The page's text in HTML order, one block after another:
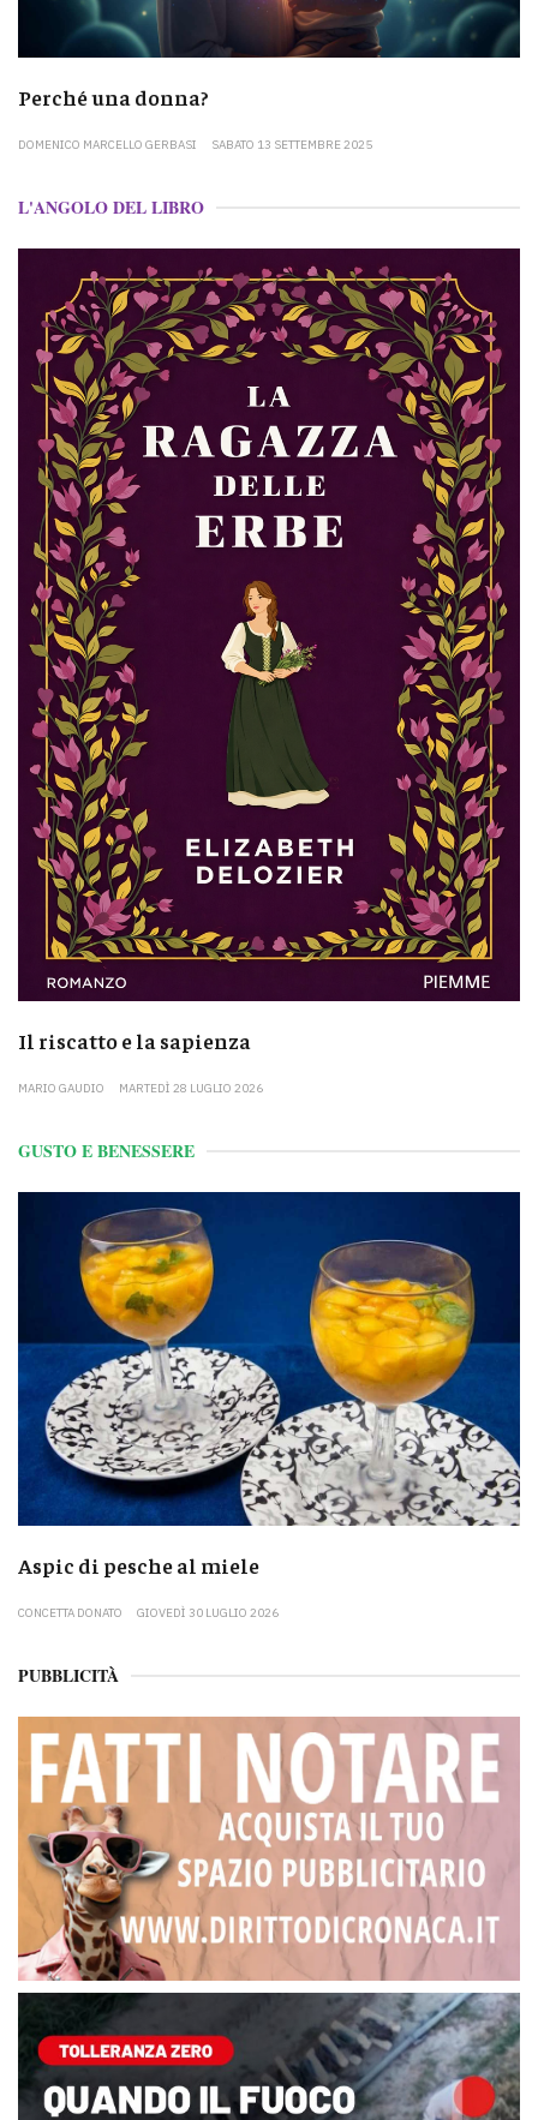
Perché una donna?
DOMENICO MARCELLO GERBASI SABATO 13 SETTEMBRE 2025
L'ANGOLO DEL LIBRO
Il riscatto e la sapienza
MARIO GAUDIO MARTEDÌ 28 LUGLIO 2026
GUSTO E BENESSERE
Aspic di pesche al miele
CONCETTA DONATO GIOVEDÌ 30 LUGLIO 2026
PUBBLICITÀ